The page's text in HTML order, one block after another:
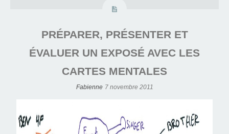
PRÉPARER, PRÉSENTER ET
ÉVALUER UN EXPOSÉ AVEC LES
CARTES MENTALES
Fabienne 7 novembre 2011